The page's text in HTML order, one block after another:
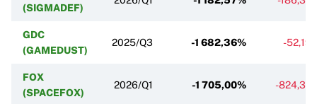
(SIGMADEF)
GDC
(GAMEDUST)
2025/Q3 -1 682,36% -
FOX
(SPACEFOX)
2026/Q1 -1 705,00% -